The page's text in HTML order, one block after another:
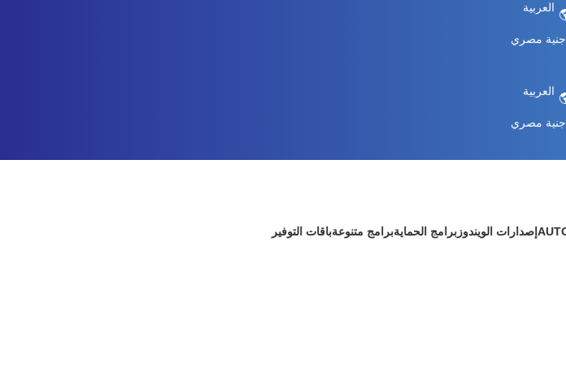
العربية
جنية مصري
العربية
جنية مصري
إصدارات الويندوزبرامج الحمايةبرامج متنوعةباقات التوفير